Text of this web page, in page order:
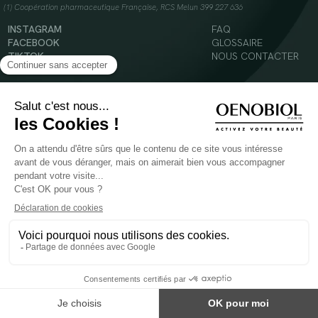
(1) Coopération pharmaceutique Française, RCS Melun 399 227 636
INSTAGRAM
FACEBOOK
TIKTOK
YOUTUBE
FAQ
GLOSSAIRE
NOUS CONTACTER
© 2024 Oenobiol Paris
Mentions légales
Politique en matière de cookies
POUR VOTRE SANTÉ, MANGEZ AU MOINS CINQ FRUITS ET LÉGUMES PAR JOUR -
Les complément alimentaires doivent être utilisés dans le cadre d'un mode de vie sain et
ne pas être utilisés comme substituts d'un régimes alimentaire varié et équilibré.